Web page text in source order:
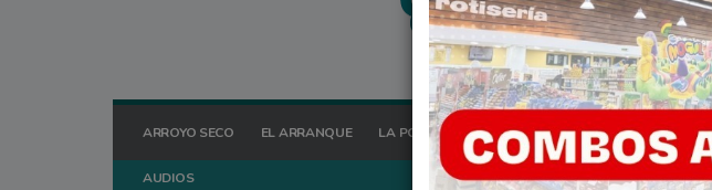
ARROYO SECO EL ARRANQUE LA POSTA HOY OCIO DEPORTES FIGHIERA
AUDIOS